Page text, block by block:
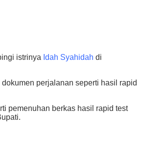
istrinya Idah Syahidah di
perjalanan seperti hasil rapid
pemenuhan berkas hasil rapid test